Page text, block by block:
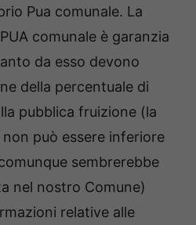
Pua comunale. La
comunale è garanzia
da esso devono
della percentuale di
pubblica fruizione (la
può essere inferiore
sembrerebbe
nel nostro Comune)
relative alle